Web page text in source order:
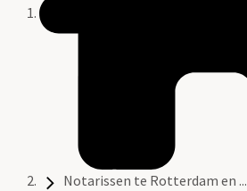
Notarissen te Rotterdam en ...